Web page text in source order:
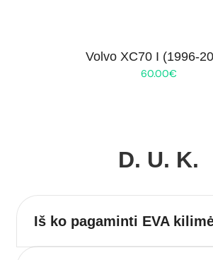
Volvo XC70 I (1996-
60.00€
D. U. K.
Iš ko pagaminti EVA